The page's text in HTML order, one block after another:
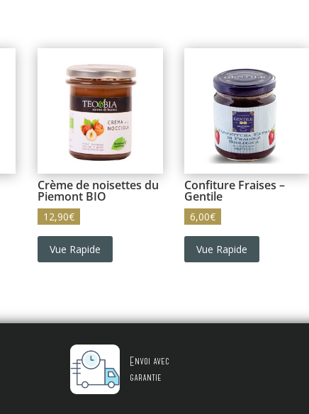
Crème de noisettes du
Piemont BIO
12,90€
Vue Rapide
Confiture Fraises –
Gentile
6,00€
Vue Rapide
Envoi avec
garantie